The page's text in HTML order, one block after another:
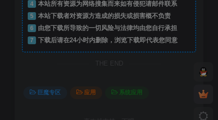
4
本站所有资源为网络搜集而来如有侵犯请邮件联系
5
本站下载者对资源方造成的损失或损害概不负责
6
由您下载所导致的一切风险与法律均由您自行承担
7
下载后请在24小时内删除，浏览下载即代表您同意
THE END
巨魔专区 应用 系统应用